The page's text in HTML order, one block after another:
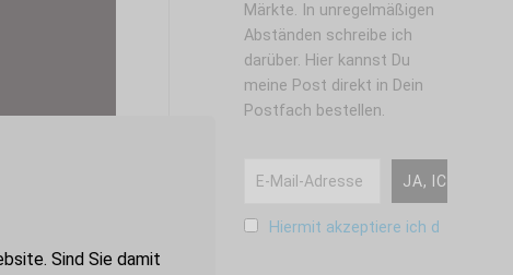
Märkte. In unregelmäßigen
Abständen schreibe ich
darüber. Hier kannst Du
meine Post direkt in Dein
Postfach bestellen.
Hiermit akzeptiere ich die
Sind Sie damit